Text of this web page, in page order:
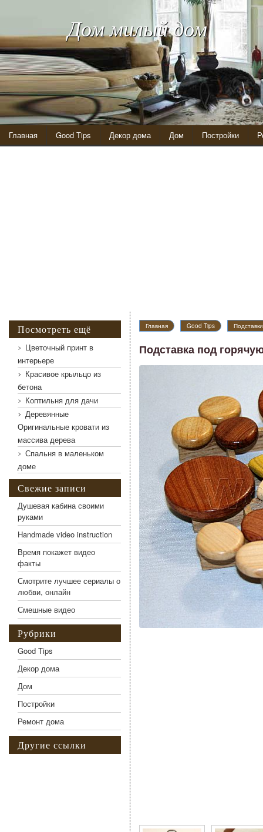
Дом милый дом
Главная Good Tips Декор дома Дом Постройки
Главная Good Tips
Подставка под
Посмотреть ещё
Цветочный принт в
интерьере
Красивое крыльцо из
бетона
Коптильня для дачи
Деревянные
Оригинальные кровати из
массива дерева
Спальня в маленьком
доме
Свежие записи
Душевая кабина своими
руками
Handmade video instruction
Время покажет видео
факты
Смотрите лучшее сериалы о
любви, онлайн
Смешные видео
Рубрики
Good Tips
Декор дома
Дом
Постройки
Ремонт дома
Другие ссылки